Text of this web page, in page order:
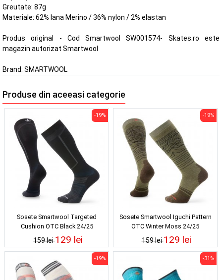
Greutate: 87g
Materiale: 62% lana Merino / 36% nylon / 2% elastan
Produs original - Cod Smartwool SW001574- Skates.ro este
magazin autorizat Smartwool
Brand: SMARTWOOL
Produse din aceeasi categorie
Sosete Smartwool Targeted
Cushion OTC Black 24/25
159 lei
-19%
129 lei
Sosete Smartwool Iguchi Pattern
OTC Winter Moss 24/25
159 lei
-19%
129 lei
-19% -31%